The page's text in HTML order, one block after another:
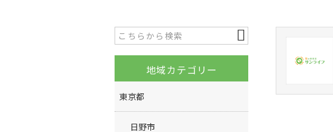
地域カテゴリー
東京都
日野市